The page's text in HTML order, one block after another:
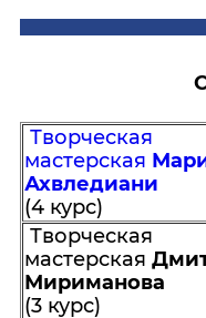
Творческая
мастерская
Ахвледиани
(4 курс)
Творческая
мастерская
Мириманова
(3 курс)